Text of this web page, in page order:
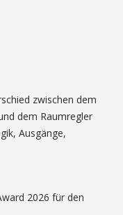
zwischen dem
dem Raumregler
Ausgänge,
2026 für den